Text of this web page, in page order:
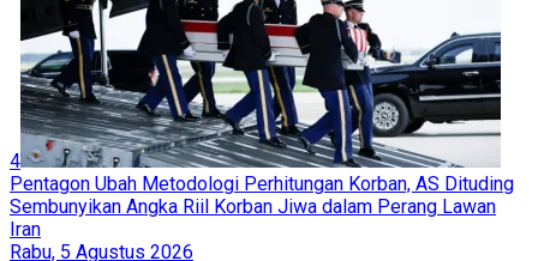
4
Pentagon Ubah Metodologi Perhitungan Korban, AS Dituding
Sembunyikan Angka Riil Korban Jiwa dalam Perang Lawan
Iran
Rabu, 5 Agustus 2026